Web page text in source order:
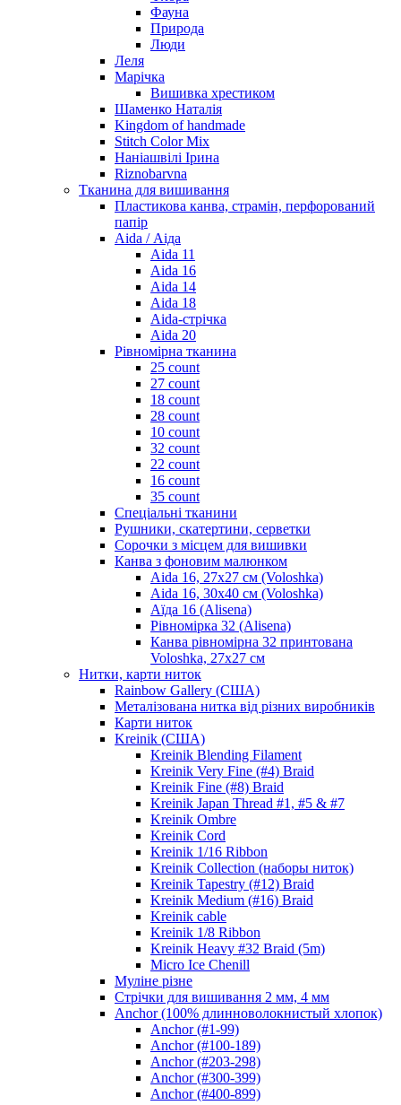
Фауна
Природа
Люди
Леля
Марічка
Вишивка хрестиком
Шаменко Наталія
Kingdom of handmade
Stitch Color Mix
Наніашвілі Ірина
Riznobarvna
Тканина для вишивання
Пластикова канва, страмін, перфорований
папір
Aida / Аіда
Aida 11
Aida 16
Aida 14
Aida 18
Aida-стрічка
Aida 20
Рівномірна тканина
25 count
27 count
18 count
28 count
10 count
32 count
22 count
16 count
35 count
Спеціальні тканини
Рушники, скатертини, серветки
Сорочки з місцем для вишивки
Канва з фоновим малюнком
Aida 16, 27х27 см (Voloshka)
Aida 16, 30х40 см (Voloshka)
Аїда 16 (Alisena)
Рівномірка 32 (Alisena)
Канва рівномірна 32 принтована
Voloshka, 27х27 см
Нитки, карти ниток
Rainbow Gallery (США)
Металізована нитка від різних виробників
Карти ниток
Kreinik (США)
Kreinik Blending Filament
Kreinik Very Fine (#4) Braid
Kreinik Fine (#8) Braid
Kreinik Japan Thread #1, #5 & #7
Kreinik Ombre
Kreinik Cord
Kreinik 1/16 Ribbon
Kreinik Collection (наборы ниток)
Kreinik Tapestry (#12) Braid
Kreinik Medium (#16) Braid
Kreinik cable
Kreinik 1/8 Ribbon
Kreinik Heavy #32 Braid (5m)
Micro Ice Chenill
Муліне різне
Стрічки для вишивання 2 мм, 4 мм
Anchor (100% длинноволокнистый хлопок)
Anchor (#1-99)
Anchor (#100-189)
Anchor (#203-298)
Anchor (#300-399)
Anchor (#400-899)